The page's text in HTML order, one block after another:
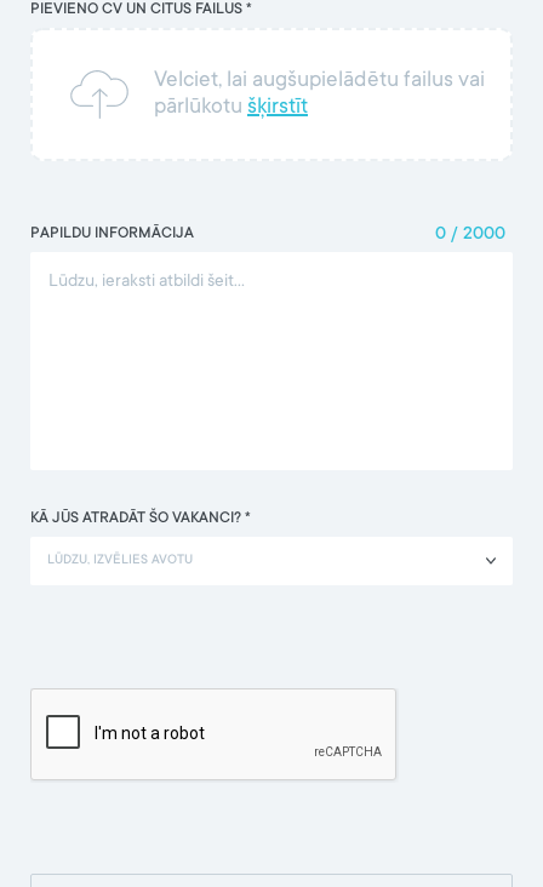
PIEVIENO CV UN CITUS FAILUS *
Velciet, lai augšupielādētu failus vai
pārlūkotu šķirstīt
PAPILDU INFORMĀCIJA 0 / 2000
KĀ JŪS ATRADĀT ŠO VAKANCI? *
LŪDZU, IZVĒLIES AVOTU